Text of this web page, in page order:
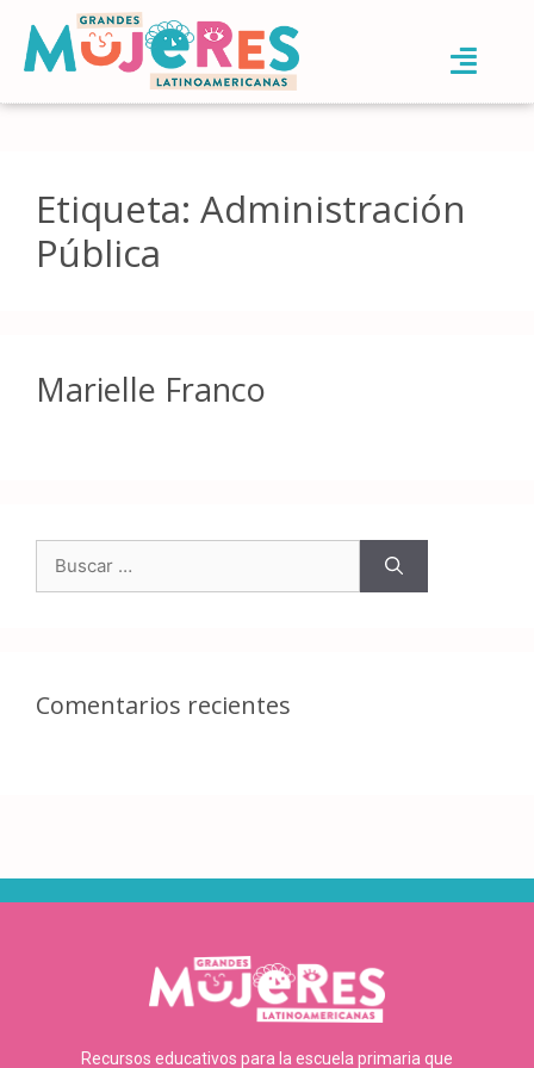
Etiqueta: Administración
Pública
Marielle Franco
Comentarios recientes
Recursos educativos para la escuela primaria que